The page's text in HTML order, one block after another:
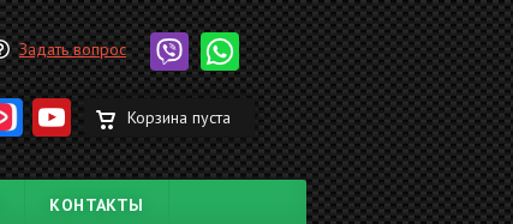
Задать вопрос
Корзина пуста
КОНТАКТЫ